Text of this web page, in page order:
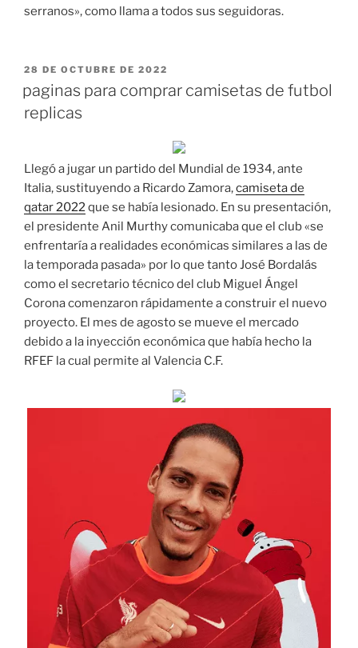
serranos», como llama a todos sus seguidoras.
PUBLICADO
28 DE OCTUBRE DE 2022
paginas para comprar camisetas de futbol
replicas
Llegó a jugar un partido del Mundial de 1934, ante
Italia, sustituyendo a Ricardo Zamora,camiseta de
qatar 2022que se había lesionado. En su presentación,
el presidente Anil Murthy comunicaba que el club «se
enfrentaría a realidades económicas similares a las de
la temporada pasada» por lo que tanto José Bordalás
como el secretario técnico del club Miguel Ángel
Corona comenzaron rápidamente a construir el nuevo
proyecto. El mes de agosto se mueve el mercado
debido a la inyección económica que había hecho la
RFEF la cual permite al Valencia C.F.